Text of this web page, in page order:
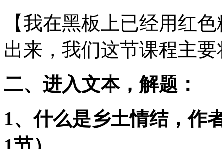
【我在黑板上已经用红
出来，我们这节课程主
二、进入文本，解题：
1、什么是乡土情结，作